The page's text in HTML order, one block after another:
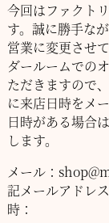
今回はファクト
す。 誠に勝手な
営業に変更させ
ダールームでの
ただきますので、
に来店日時をメ
日時がある場合
します。
メール：
記メールアドレ
時：